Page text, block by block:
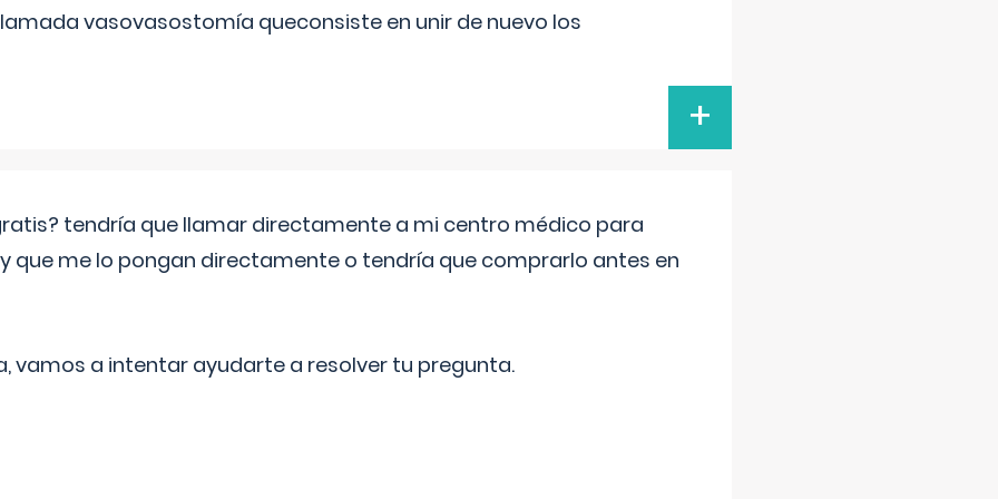
vasovasostomía queconsiste en unir de nuevo los
+
tendría que llamar directamente a mi centro médico para
que me lo pongan directamente o tendría que comprarlo antes en
vamos a intentar ayudarte a resolver tu pregunta.